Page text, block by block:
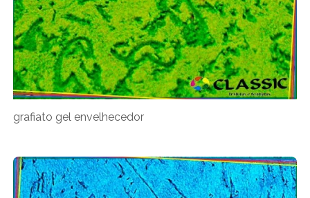
grafiato gel envelhecedor